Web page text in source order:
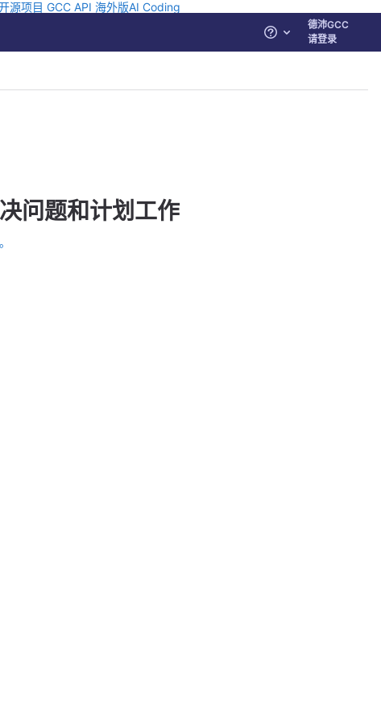
源项目 GCC API 海外版AI Coding
帮助
德沛GCC
请登录